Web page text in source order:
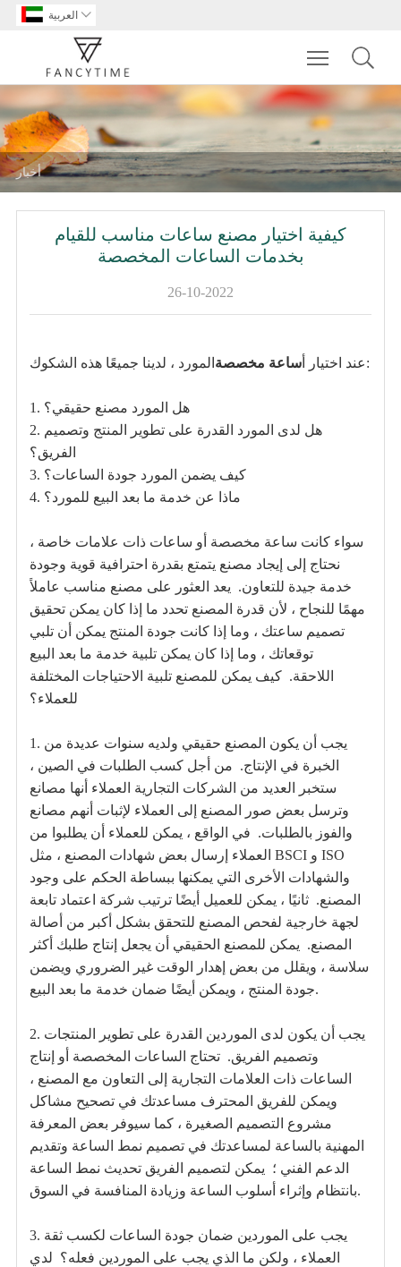
العربية 
Toggle
أخبار
كيفية اختيار مصنع ساعات مناسب للقيام
بخدمات الساعات المخصصة
26-10-2022
عند اختيار أساعة مخصصة المورد ، لدينا جميعًا هذه الشكوك:
1. هل المورد مصنع حقيقي؟
2. هل لدى المورد القدرة على تطوير المنتج وتصميم
3. كيف يضمن المورد جودة الساعات؟
سواء كانت ساعة مخصصة أو ساعات ذات علامات خاصة ،
نحتاج إلى إيجاد مصنع يتمتع بقدرة احترافية قوية وجودة
خدمة جيدة للتعاون. يعد العثور على مصنع مناسب عاملاً
مهمًا للنجاح ، لأن قدرة المصنع تحدد ما إذا كان يمكن تحقيق
تصميم ساعتك ، وما إذا كانت جودة المنتج يمكن أن تلبي
توقعاتك ، وما إذا كان يمكن تلبية خدمة ما بعد البيع
اللاحقة. كيف يمكن للمصنع تلبية الاحتياجات المختلفة
1. يجب أن يكون المصنع حقيقي ولديه سنوات عديدة من
الخبرة في الإنتاج. من أجل كسب الطلبات في الصين ،
ستخبر العديد من الشركات التجارية العملاء أنها مصانع
وترسل بعض صور المصنع إلى العملاء لإثبات أنهم مصانع
والفوز بالطلبات. في الواقع ، يمكن للعملاء أن يطلبوا من
العملاء إرسال بعض شهادات المصنع ، مثل BSCI و ISO
والشهادات الأخرى التي يمكنها ببساطة الحكم على وجود
المصنع. ثانيًا ، يمكن للعميل أيضًا ترتيب شركة اعتماد تابعة
لجهة خارجية لفحص المصنع للتحقق بشكل أكبر من أصالة
المصنع. يمكن للمصنع الحقيقي أن يجعل إنتاج طلبك أكثر
سلاسة ، ويقلل من بعض إهدار الوقت غير الضروري ويضمن
جودة المنتج ، ويمكن أيضًا ضمان خدمة ما بعد البيع.
2. يجب أن يكون لدى الموردين القدرة على تطوير المنتجات
وتصميم الفريق. تحتاج الساعات المخصصة أو إنتاج
الساعات ذات العلامات التجارية إلى التعاون مع المصنع ،
ويمكن للفريق المحترف مساعدتك في تصحيح مشاكل
مشروع التصميم الصغيرة ، كما سيوفر بعض المعرفة
المهنية بالساعة لمساعدتك في تصميم نمط الساعة وتقديم
الدعم الفني ؛ يمكن لتصميم الفريق تحديث نمط الساعة
بانتظام وإثراء أسلوب الساعة وزيادة المنافسة في السوق.
3. يجب على الموردين ضمان جودة الساعات لكسب ثقة
العملاء ، ولكن ما الذي يجب على الموردين فعله؟ لدي